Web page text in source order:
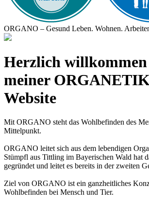
ORGANO – Gesund Leben. Wohnen.
Herzlich
meiner
Website
Mit ORGANO steht das Wohlbefinden des
Mittelpunkt.
ORGANO leitet sich aus dem lebendigen
Stümpfl aus Tittling im Bayerischen Wald hat
gegründet und leitet es bereits in der zweiten
Ziel von ORGANO ist ein ganzheitliches
Wohlbefinden bei Mensch und Tier.